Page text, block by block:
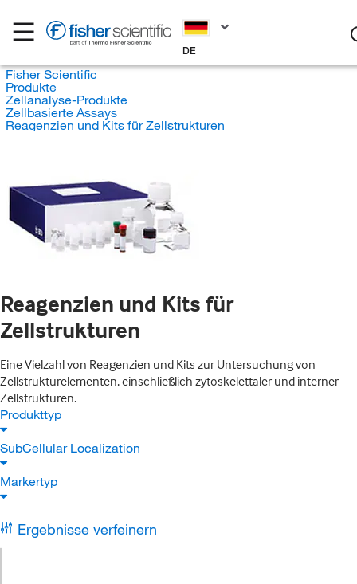
DE
Fisher Scientific
Produkte
Zellanalyse-Produkte
Zellbasierte Assays
Reagenzien und Kits für Zellstrukturen
Reagenzien und Kits für
Zellstrukturen
Eine Vielzahl von Reagenzien und Kits zur Untersuchung von
Zellstrukturelementen, einschließlich zytoskelettaler und interner
Zellstrukturen.
Produkttyp
SubCellular Localization
Markertyp
Ergebnisse verfeinern